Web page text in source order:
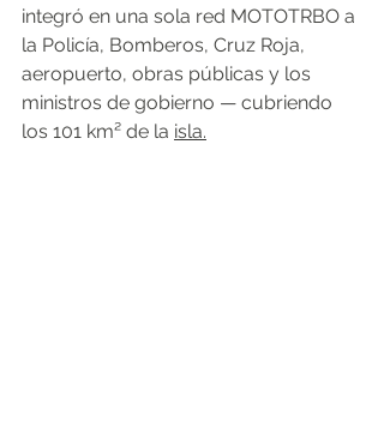
integró en una sola red MOTOTRBO a
la Policía, Bomberos, Cruz Roja,
aeropuerto, obras públicas y los
ministros de gobierno — cubriendo
los 101 km² de la isla.